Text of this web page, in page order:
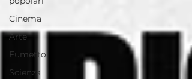
Cinema
Arte
Fumetto
Scienza